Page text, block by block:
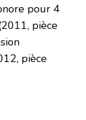
pour 4
pièce
pièce